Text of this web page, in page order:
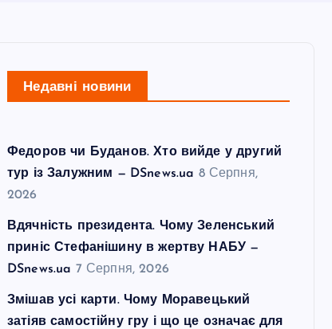
Недавні новини
Федоров чи Буданов. Хто вийде у другий
тур із Залужним — DSnews.ua 8 Серпня,
2026
Вдячність президента. Чому Зеленський
приніс Стефанішину в жертву НАБУ —
DSnews.ua 7 Серпня, 2026
Змішав усі карти. Чому Моравецький
затіяв самостійну гру і що це означає для